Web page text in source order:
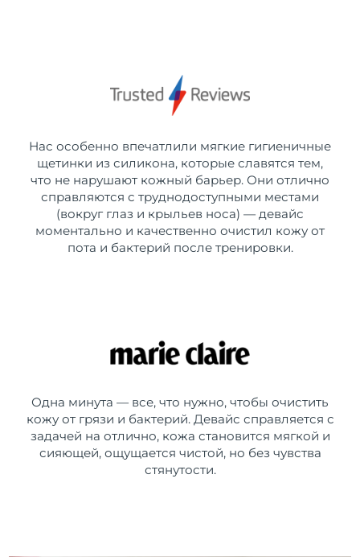
Нас особенно впечатлили мягкие гигиеничные
щетинки из силикона, которые славятся тем,
что не нарушают кожный барьер. Они отлично
справляются с труднодоступными местами
(вокруг глаз и крыльев носа) — девайс
моментально и качественно очистил кожу от
пота и бактерий после тренировки.
Одна минута — все, что нужно, чтобы очистить
кожу от грязи и бактерий. Девайс справляется с
задачей на отлично, кожа становится мягкой и
сияющей, ощущается чистой, но без чувства
стянутости.